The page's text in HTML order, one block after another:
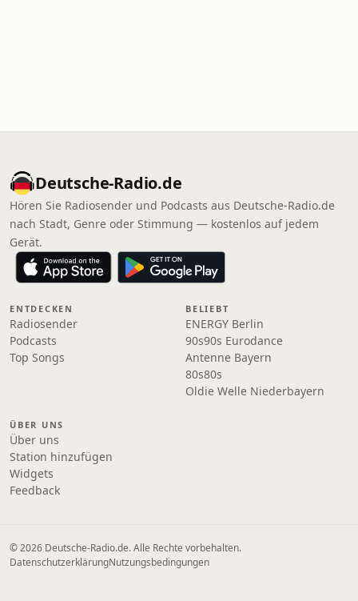
Deutsche-Radio.de
Hören Sie Radiosender und Podcasts aus Deutsche-Radio.de
nach Stadt, Genre oder Stimmung — kostenlos auf jedem
Gerät.
ENTDECKEN
Radiosender
Podcasts
Top Songs
BELIEBT
ENERGY Berlin
90s90s Eurodance
Antenne Bayern
80s80s
Oldie Welle Niederbayern
ÜBER UNS
Über uns
Station hinzufügen
Widgets
Feedback
© 2026 Deutsche-Radio.de. Alle Rechte vorbehalten.
DatenschutzerklärungNutzungsbedingungen